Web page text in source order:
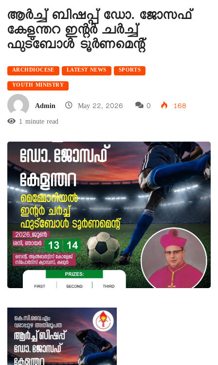
ആർച്ച് ബിഷപ്പ് ഡോ. ജോസഫ്
കേളന്തറ ഇൻ്റർ ചർച്ച്
ഫുട്ബോൾ ടൂർണമെന്റ്
ARCHDIOCESE LATEST NEWS
SPORTS
YOUTH MINISTRY
Admin May 22, 2026 0
168
1 minute read